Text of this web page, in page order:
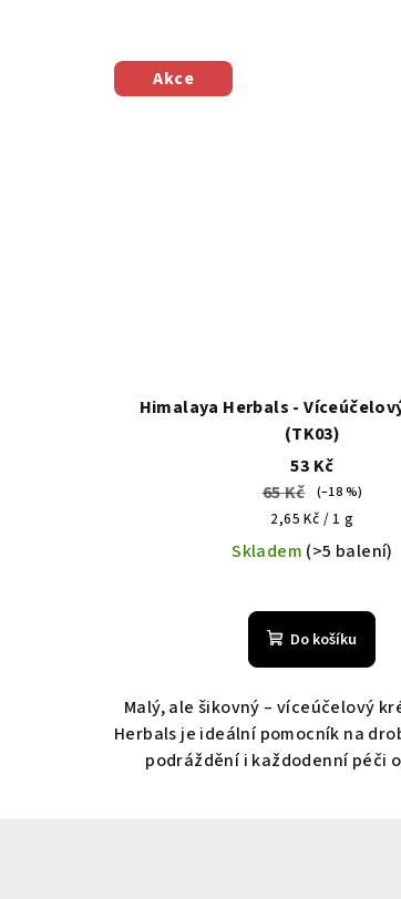
Akce
Himalaya Herbals -
(TK03)
53 Kč
65 Kč
(–18 %)
Měrná
cena:
2,65 Kč / 1 g
Skladem (>5 balení)
Do košíku
Malý, ale šikovný – víceúčelový
Herbals je ideální pomocník na
podráždění i každodenní péči